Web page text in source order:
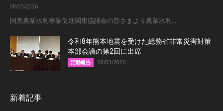
08/03/2026
国営農業水利事業促進関東協議会の皆さまより農業水利...
令和8年熊本地震を受けた総務省非常災害対策
本部会議の第2回に出席
活動報告 08/03/2026
新着記事